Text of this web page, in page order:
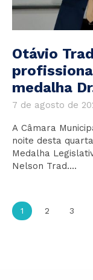
Otávio
medalha
7 de agosto de
A Câmara
noite desta
Medalha
Nelson Trad....
1 2 3